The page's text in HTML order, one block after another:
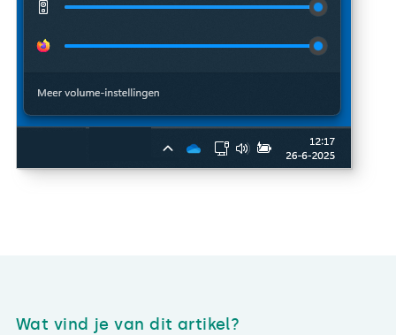
Wat vind je van dit artikel?